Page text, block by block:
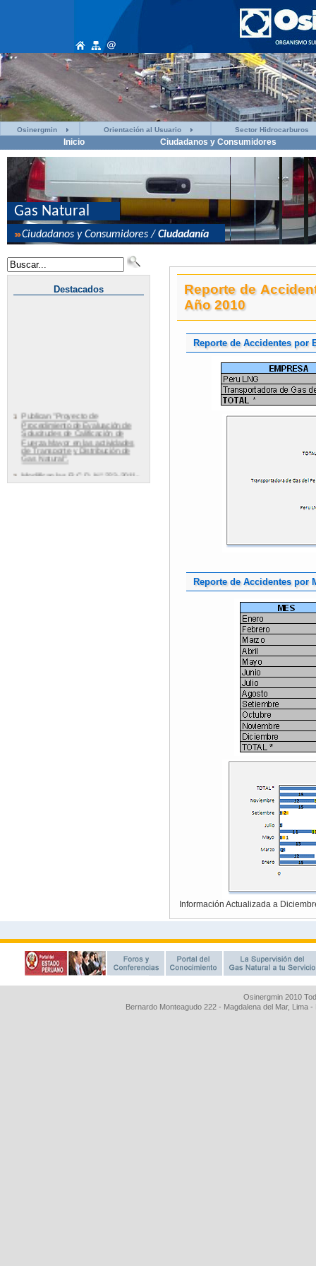
Osinergmin Orientación al Usuario Sector Hidrocarburos
Inicio Ciudadanos y Consumidores
Osinergmin 2010
Bernardo Monteagudo 222 - Magdalena del Mar, Lima